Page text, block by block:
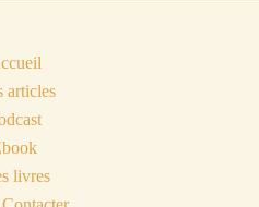
articles
livres